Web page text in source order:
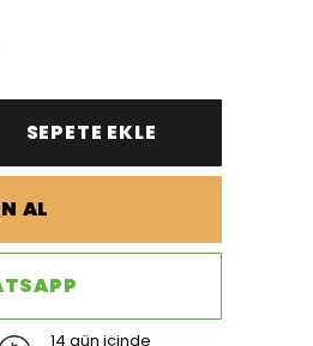
SEPETE EKLE
AL
14 gün içinde